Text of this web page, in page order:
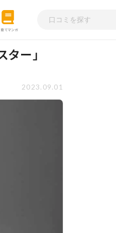
てマンガ
ター」
2023.09.01